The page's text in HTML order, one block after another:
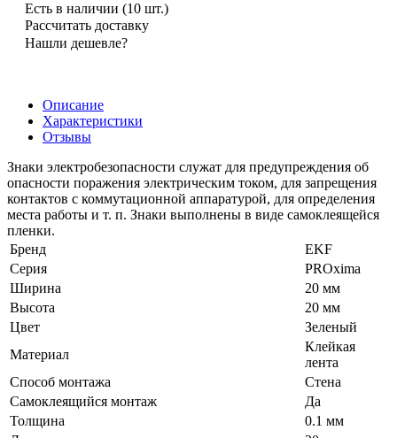
Есть в наличии (10 шт.)
Рассчитать доставку
Нашли дешевле?
Описание
Характеристики
Отзывы
Знаки электробезопасности служат для предупреждения об
опасности поражения электрическим током, для запрещения
контактов с коммутационной аппаратурой, для определения
места работы и т. п. Знаки выполнены в виде самоклеящейся
пленки.
Бренд
EKF
Серия
PROxima
Ширина
20 мм
Высота
20 мм
Цвет
Зеленый
Материал
Клейкая
лента
Способ монтажа
Стена
Самоклеящийся монтаж
Да
Толщина
0.1 мм